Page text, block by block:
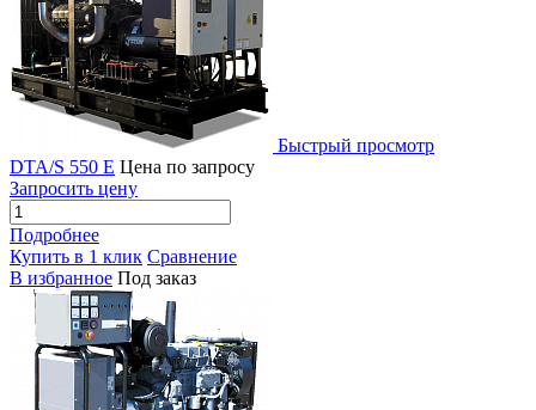
Быстрый просмотр
DTA/S 550 E Цена по запросу
Запросить цену
Подробнее
Купить в 1 клик Сравнение
В избранное Под заказ